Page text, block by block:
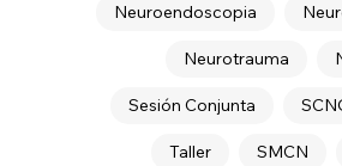
Neuroendoscopia
Neurotrauma
Sesión Conjunta
SMCN
Taller